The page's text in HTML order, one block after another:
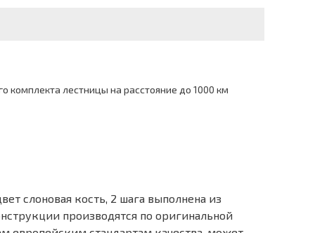
лестницы на расстояние до 1000 км
слоновая кость, 2 шага выполнена из
производятся по оригинальной